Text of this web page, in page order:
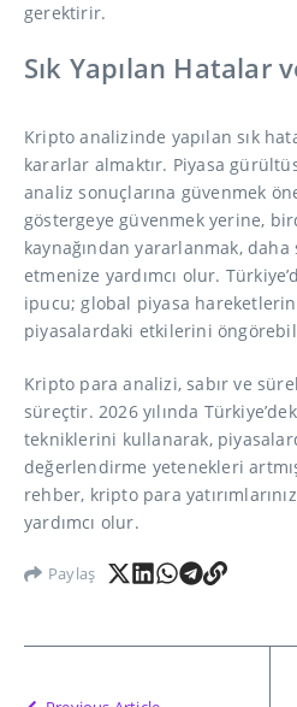
gerektirir.
Sık Yapılan Hatalar
Kripto analizinde yapılan sık
kararlar almaktır. Piyasa
analiz sonuçlarına güvenmek
göstergeye güvenmek yerine,
kaynağından yararlanmak, daha
etmenize yardımcı olur.
ipucu; global piyasa
piyasalardaki etkilerini
Kripto para analizi, sabır ve
süreçtir. 2026 yılında
tekniklerini kullanarak,
değerlendirme yetenekleri
rehber, kripto para
yardımcı olur.
Paylaş